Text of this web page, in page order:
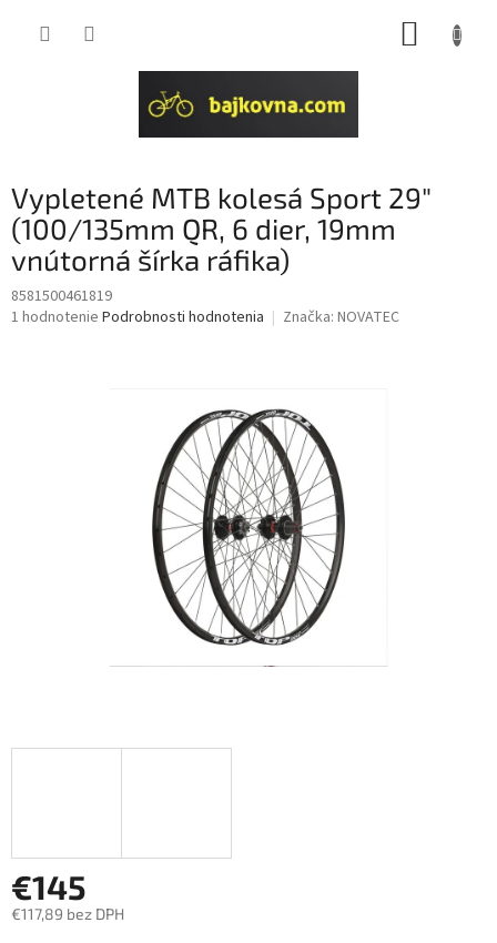
Vypletené MTB kolesá Sport 29"
(100/135mm QR, 6 dier, 19mm
vnútorná šírka ráfika)
8581500461819
Priemerné
1 hodnotenie Podrobnosti hodnotenia Značka: NOVATEC
€145
€117,89 bez DPH